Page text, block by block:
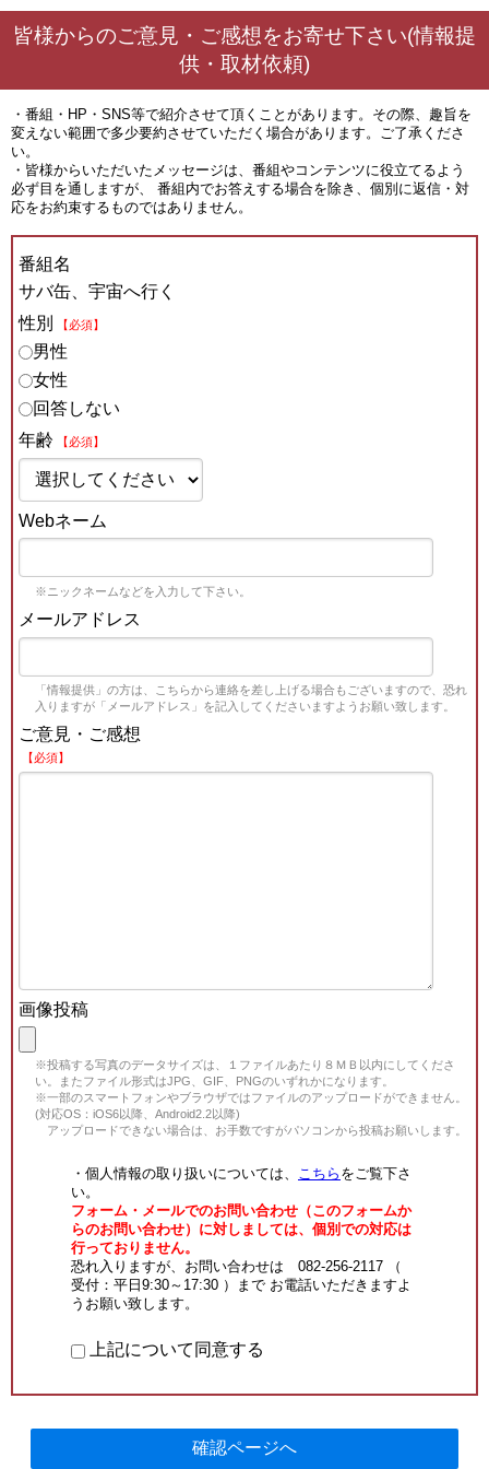
皆様からのご意見・ご感想をお寄せ下さい(情報提
供・取材依頼)
・番組・HP・SNS等で紹介させて頂くことがあります。その際、趣旨を
変えない範囲で多少要約させていただく場合があります。ご了承くださ
い。
・皆様からいただいたメッセージは、番組やコンテンツに役立てるよう
必ず目を通しますが、 番組内でお答えする場合を除き、個別に返信・対
応をお約束するものではありません。
番組名
サバ缶、宇宙へ行く
性別
【必須】
男性
女性
回答しない
年齢
【必須】
Webネーム
※ニックネームなどを入力して下さい。
メールアドレス
「情報提供」の方は、こちらから連絡を差し上げる場合もございますので、恐れ
入りますが「メールアドレス」を記入してくださいますようお願い致します。
ご意見・ご感想
【必須】
画像投稿
※投稿する写真のデータサイズは、１ファイルあたり８ＭＢ以内にしてくださ
い。またファイル形式はJPG、GIF、PNGのいずれかになります。
※一部のスマートフォンやブラウザではファイルのアップロードができません。
(対応OS：iOS6以降、Android2.2以降)
アップロードできない場合は、お手数ですがパソコンから投稿お願いします。
・個人情報の取り扱いについては、 こちら をご覧下さ
い。
フォーム・メールでのお問い合わせ（このフォームか
らのお問い合わせ）に対しましては、個別での対応は
行っておりません。
恐れ入りますが、お問い合わせは 082-256-2117 （
受付：平日9:30～17:30 ）まで お電話いただきますよ
うお願い致します。
上記について同意する
確認ページへ